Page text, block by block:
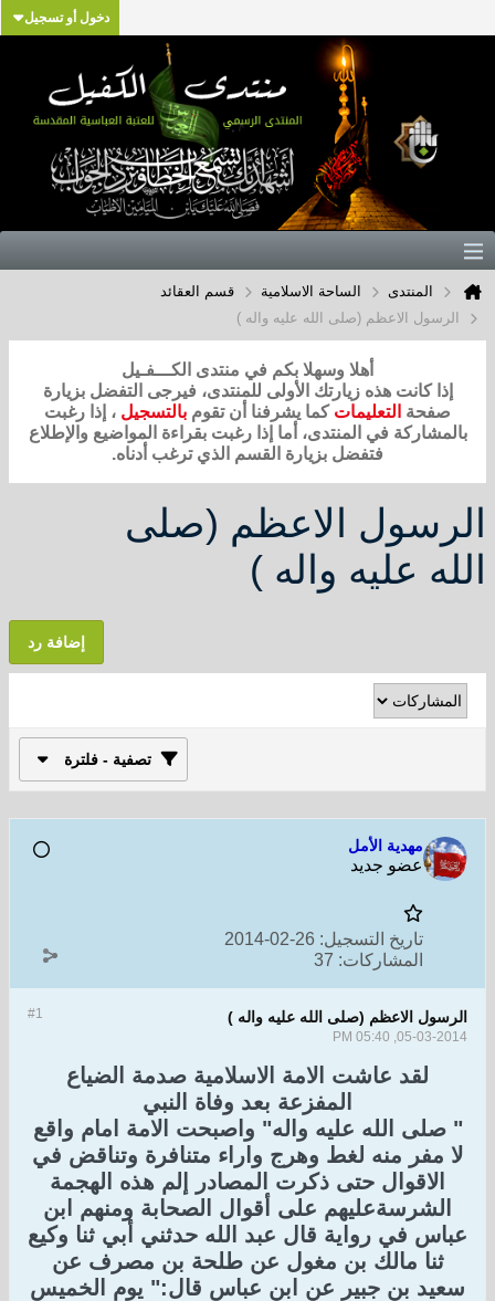
دخول أو تسجيل
المنتدى الساحة الاسلامية
قسم العقائد
الرسول الاعظم (صلى الله عليه واله )
أهلا وسهلا بكم في منتدى الكـــفـيل
إذا كانت هذه زيارتك الأولى للمنتدى، فيرجى التفضل بزيارة
صفحة التعليمات كما يشرفنا أن تقوم بالتسجيل ، إذا رغبت
بالمشاركة في المنتدى، أما إذا رغبت بقراءة المواضيع والإطلاع
فتفضل بزيارة القسم الذي ترغب أدناه.
الرسول الاعظم (صلى
الله عليه واله )
إضافة رد
تصفية - فلترة
مهدية الأمل
عضو جديد
تاريخ التسجيل: 26-02-2014
المشاركات: 37
#1 الرسول الاعظم (صلى الله عليه واله )
05-03-2014, 05:40 PM
لقد عاشت الامة الاسلامية صدمة الضياع
المفزعة بعد وفاة النبي
" صلى الله عليه واله" واصبحت الامة امام واقع
لا مفر منه لغط وهرج واراء متنافرة وتناقض في
الاقوال حتى ذكرت المصادر إلم هذه الهجمة
الشرسةعليهم على أقوال الصحابة ومنهم ابن
عباس في رواية قال عبد الله حدثني أبي ثنا وكيع
ثنا مالك بن مغول عن طلحة بن مصرف عن
سعيد بن جبير عن ابن عباس قال:" يوم الخميس